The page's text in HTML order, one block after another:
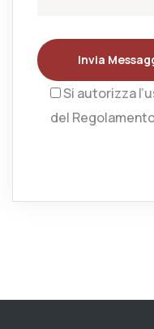
Invia
Si autorizza
del